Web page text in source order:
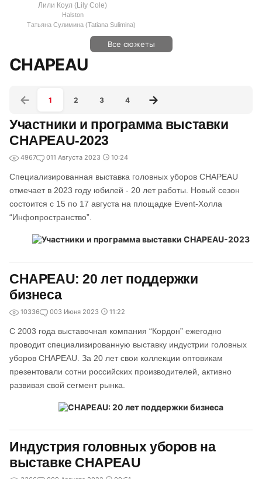
Лили Коул (Lily Cole)
Halston
Татьяна Сулимина (Tatiana Sulimina)
Все сюжеты
CHAPEAU
1 2 3 4
Участники и программа выставки
CHAPEAU-2023
4967 011 Августа 2023 10:24
Специализированная выставка головных уборов CHAPEAU
отмечает в 2023 году юбилей - 20 лет работы. Новый сезон
состоится с 15 по 17 августа на площадке Event-Холла
“Инфопространство”.
CHAPEAU: 20 лет поддержки
бизнеса
10336 003 Июня 2023 11:22
С 2003 года выставочная компания “Кордон” ежегодно
проводит специализированную выставку индустрии головных
уборов CHAPEAU. За 20 лет свои коллекции оптовикам
презентовали сотни российских производителей, активно
развивая свой сегмент рынка.
Индустрия головных уборов на
выставке CHAPEAU